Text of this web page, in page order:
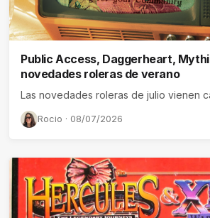
Public Access, Daggerheart,
novedades roleras de verano
Las novedades roleras de julio vienen
Rocio · 08/07/2026